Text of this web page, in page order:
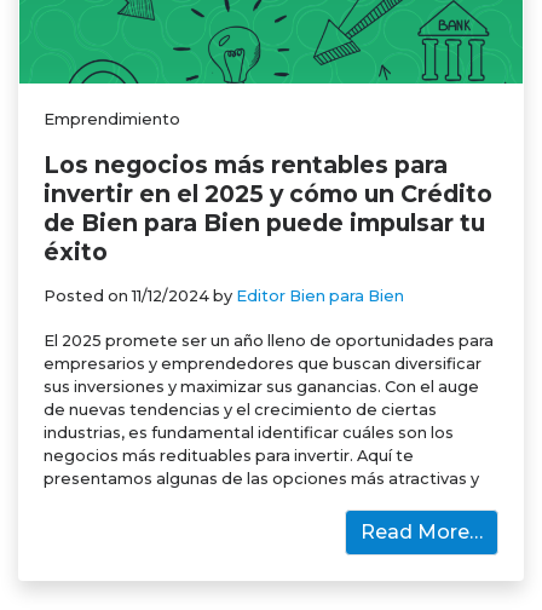
Emprendimiento
Los negocios más rentables para
invertir en el 2025 y cómo un Crédito
de Bien para Bien puede impulsar tu
éxito
Posted on11/12/2024 by Editor Bien para Bien
El 2025 promete ser un año lleno de oportunidades para
empresarios y emprendedores que buscan diversificar
sus inversiones y maximizar sus ganancias. Con el auge
de nuevas tendencias y el crecimiento de ciertas
industrias, es fundamental identificar cuáles son los
negocios más redituables para invertir. Aquí te
presentamos algunas de las opciones más atractivas y
Read More…